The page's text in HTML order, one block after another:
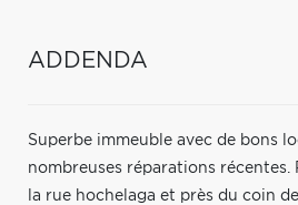
ADDENDA
Superbe immeuble avec de bons
nombreuses réparations
la rue hochelaga et près du coin